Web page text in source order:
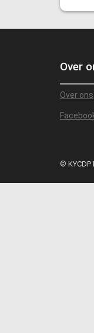
Over
Over ons
© KYCDP